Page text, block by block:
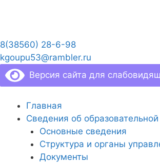
8(38560) 28-6-98
kgoupu53@rambler.ru
Версия сайта для
Главная
Сведения об
Основные сведения
Структура и органы
Документы